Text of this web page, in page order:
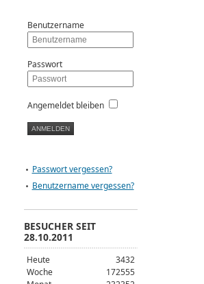
Benutzername
Passwort
Angemeldet bleiben
Passwort vergessen?
Benutzername vergessen?
BESUCHER SEIT
28.10.2011
Heute
3432
Woche
172555